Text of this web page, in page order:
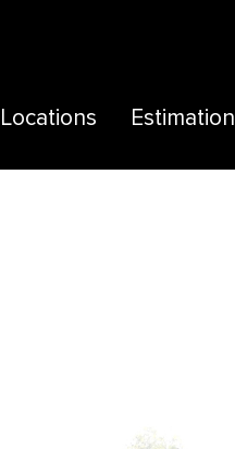
Locations
Maisons
Estimation